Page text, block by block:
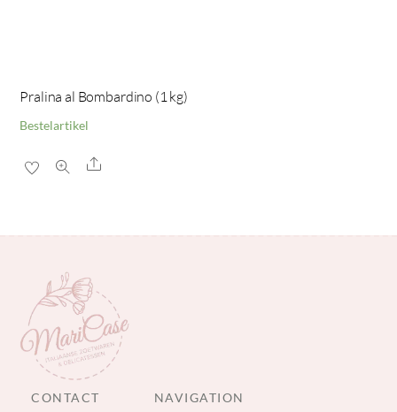
Pralina al Bombardino (1 kg)
Bestelartikel
Share
CONTACT NAVIGATION